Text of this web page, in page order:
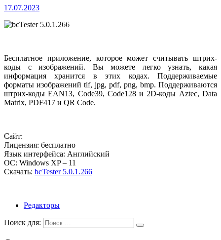
17.07.2023
Бесплатное приложение, которое может считывать штрих-
коды с изображений. Вы можете легко узнать, какая
информация хранится в этих кодах. Поддерживаемые
форматы изображений tif, jpg, pdf, png, bmp. Поддерживаются
штрих-коды EAN13, Code39, Code128 и 2D-коды Aztec, Data
Matrix, PDF417 и QR Code.
Сайт:
Лицензия: бесплатно
Язык интерфейса: Английский
ОС: Windows XP – 11
Скачать: bcTester 5.0.1.266
Редакторы
Поиск для: